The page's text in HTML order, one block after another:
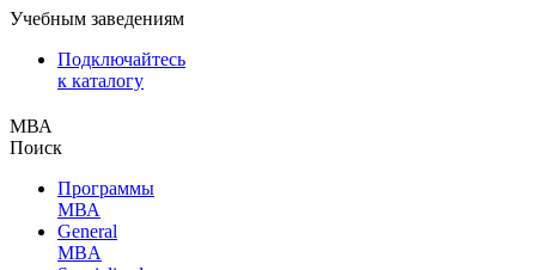
Учебным заведениям
Подключайтесь
к каталогу
МВА
Поиск
Программы
МВА
General
MBA